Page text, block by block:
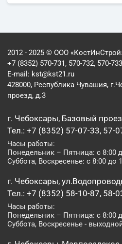
2012 - 2025 © ООО
+7 (8352) 570-731, 570-732, 570-733
E-mail: kst@kst21.ru
428000, Республика Чувашия,
проезд, д.3
г. Чебоксары, Базовый
Тел.: +7 (8352) 57-07-33, 57-
Часы работы:
Понедельник – Пятница: с 8:00
Суббота, Воскресенье: с 8:00 до
г. Чебоксары,
Тел.: +7 (8352) 58-10-87, 58-
Часы работы:
Понедельник – Пятница: с 8:00
Суббота, Воскресенье -